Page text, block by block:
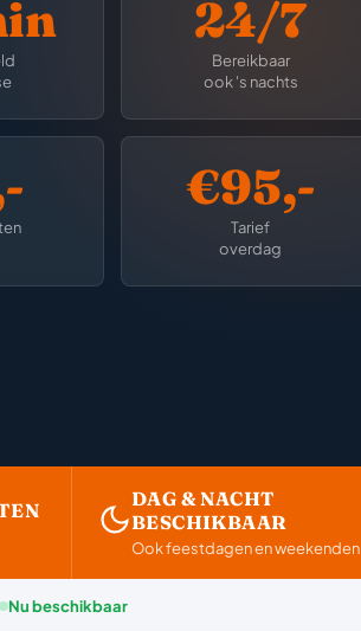
24/7
Bereikbaar
ook 's nachts
€95,-
Tarief
overdag
DAG & NACHT
BESCHIKBAAR
Ook feestdagen en weekenden
Nu beschikbaar